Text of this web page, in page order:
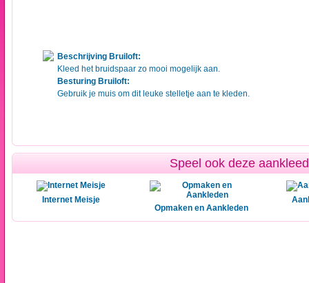
Beschrijving Bruiloft:
Kleed het bruidspaar zo mooi mogelijk aan.
Besturing Bruiloft:
Gebruik je muis om dit leuke stelletje aan te kleden.
Speel ook deze
Internet Meisje
Opmaken en Aankleden